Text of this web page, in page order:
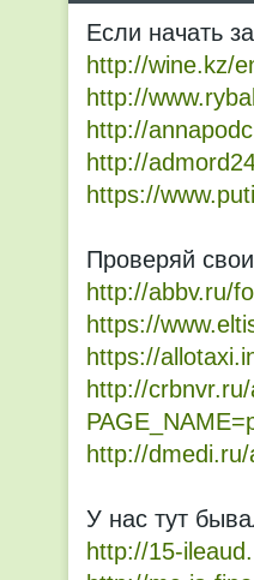
Если начать
http://wine.kz/
http://
http://
http://
https://
Проверяй
http://abbv.ru/
https://
https://
http://
http://
У нас тут
http://15-